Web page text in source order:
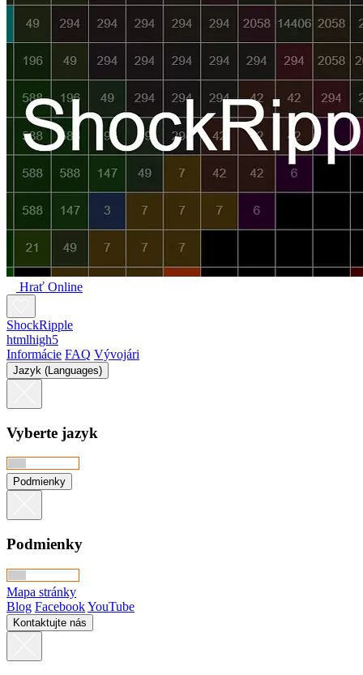
Hrať Online
ShockRipple
htmlhigh5
Informácie FAQ Vývojári
Jazyk (Languages)
Vyberte jazyk
Podmienky
Podmienky
Mapa stránky
Blog FacebookYouTube
Kontaktujte nás